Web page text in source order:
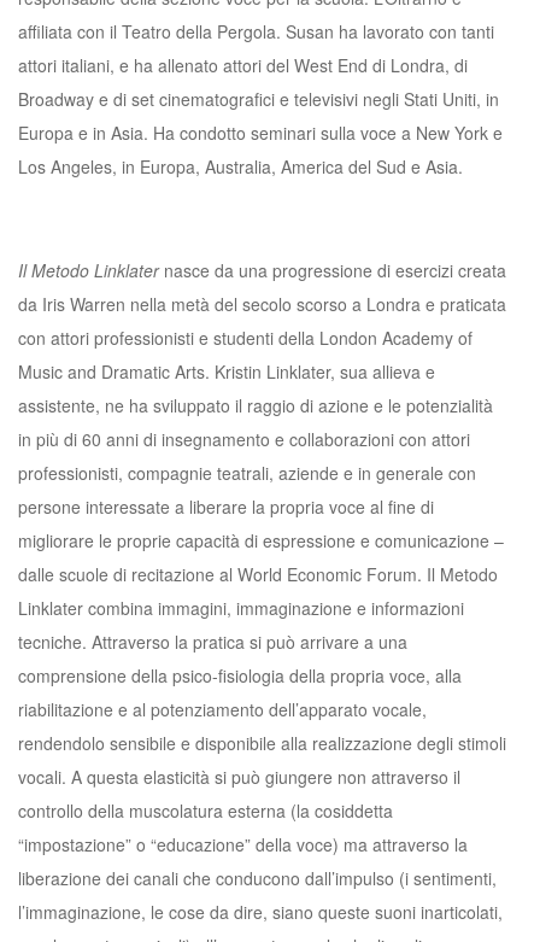
affiliata con il Teatro della Pergola. Susan ha lavorato con tanti
attori italiani, e ha allenato attori del West End di Londra, di
Broadway e di set cinematografici e televisivi negli Stati Uniti, in
Europa e in Asia. Ha condotto seminari sulla voce a New York e
Los Angeles, in Europa, Australia, America del Sud e Asia.
Il Metodo Linklaternasce da una progressione di esercizi creata
da Iris Warren nella metà del secolo scorso a Londra e praticata
con attori professionisti e studenti della London Academy of
Music and Dramatic Arts. Kristin Linklater, sua allieva e
assistente, ne ha sviluppato il raggio di azione e le potenzialità
in più di 60 anni di insegnamento e collaborazioni con attori
professionisti, compagnie teatrali, aziende e in generale con
persone interessate a liberare la propria voce al fine di
migliorare le proprie capacità di espressione e comunicazione –
dalle scuole di recitazione al World Economic Forum. Il Metodo
Linklater combina immagini, immaginazione e informazioni
tecniche. Attraverso la pratica si può arrivare a una
comprensione della psico-fisiologia della propria voce, alla
riabilitazione e al potenziamento dell’apparato vocale,
rendendolo sensibile e disponibile alla realizzazione degli stimoli
vocali. A questa elasticità si può giungere non attraverso il
controllo della muscolatura esterna (la cosiddetta
“impostazione” o “educazione” della voce) ma attraverso la
liberazione dei canali che conducono dall’impulso (i sentimenti,
l’immaginazione, le cose da dire, siano queste suoni inarticolati,